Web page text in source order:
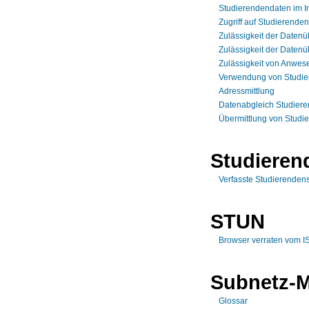
Studierendendaten im
Zugriff auf
Zulässigkeit der
Zulässigkeit der
Zulässigkeit von
Verwendung von
Adressmittlung
Datenabgleich
Übermittlung von
Verfasste
STUN
Browser verraten vom
Subnetz-
Glossar